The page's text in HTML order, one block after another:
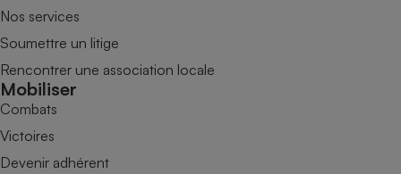
Nos services
Soumettre un litige
Rencontrer une association locale
Mobiliser
Combats
Victoires
Devenir adhérent